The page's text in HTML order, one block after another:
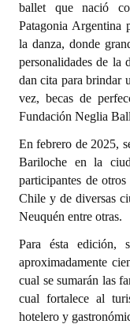
Informes de Gestión
Proyectos
Dictámenes
Actas de Sesión
Informes de
Ejecución
Actas de Audiencias
NORMATIVA
Comunicaciones
Declaraciones
ballet que nació
Patagonia Argentina
la danza, donde
personalidades de la
dan cita para brindar
vez, becas de
Fundación Neglia
En febrero de 2025,
Bariloche en la
participantes de
Chile y de diversas
Neuquén entre otras.
Para ésta edición,
aproximadamente
cual se sumarán las
cual fortalece al
hotelero y